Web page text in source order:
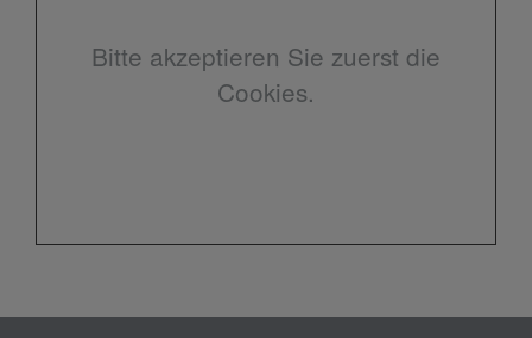
Bitte akzeptieren Sie zuerst die
Cookies.